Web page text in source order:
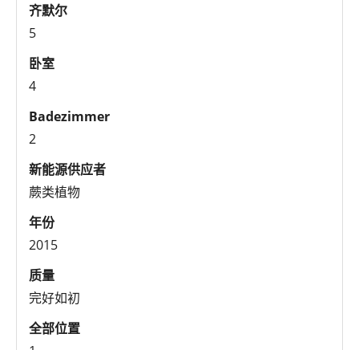
齐默尔
5
卧室
4
Badezimmer
2
新能源供应者
蕨类植物
年份
2015
质量
完好如初
全部位置